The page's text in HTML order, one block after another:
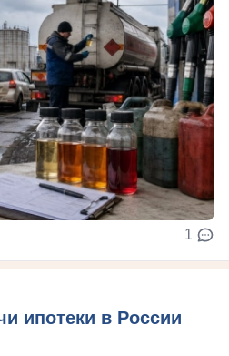
1
ипотеки в России